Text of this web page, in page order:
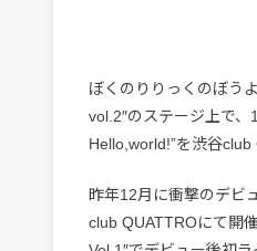
ぼくのりりっくのぼう
vol.2″のステージ上で
Hello,world!”を渋谷club
昨年12月に衝撃のデビ
club QUATTROにて開